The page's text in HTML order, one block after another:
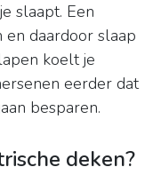
slaapt. Een
en daardoor slaap
koelt je
eerder dat
besparen.
deken?